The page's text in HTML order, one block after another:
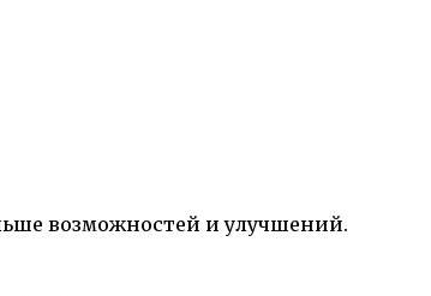
возможностей и улучшений.